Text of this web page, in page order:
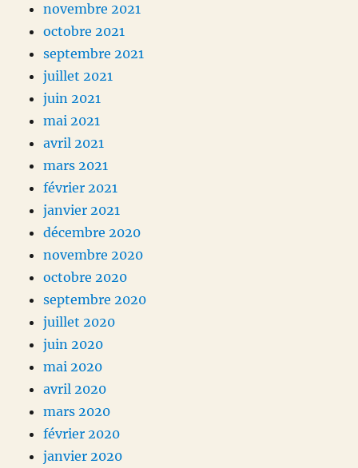
novembre 2021
octobre 2021
septembre 2021
juillet 2021
juin 2021
mai 2021
avril 2021
mars 2021
février 2021
janvier 2021
décembre 2020
novembre 2020
octobre 2020
septembre 2020
juillet 2020
juin 2020
mai 2020
avril 2020
mars 2020
février 2020
janvier 2020